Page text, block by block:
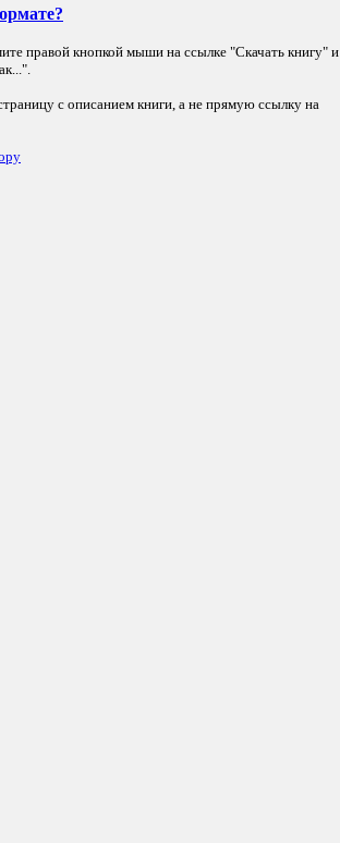
правой кнопкой мыши на ссылке "Скачать книгу" и
с описанием книги, а не прямую ссылку на